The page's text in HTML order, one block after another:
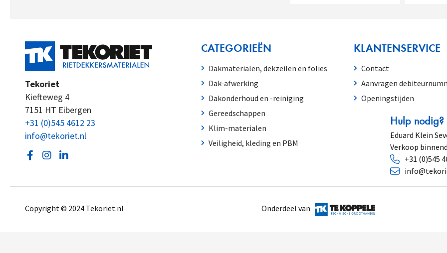
Tekoriet
Kiefteweg 4
7151 HT Eibergen
+31 (0)545 4612 23
info@tekoriet.nl
CATEGORIEËN
Dakmaterialen, dekzeilen en folies
Dak-afwerking
Dakonderhoud en -reiniging
Gereedschappen
Klim-materialen
Veiligheid, kleding en PBM
KLANTENSERVICE
Contact
Aanvragen
Openingstijden
Hulp nodig?
Eduard Klein
Verkoop
+31 (0)545
Copyright © 2024 Tekoriet.nl Onderdeel van